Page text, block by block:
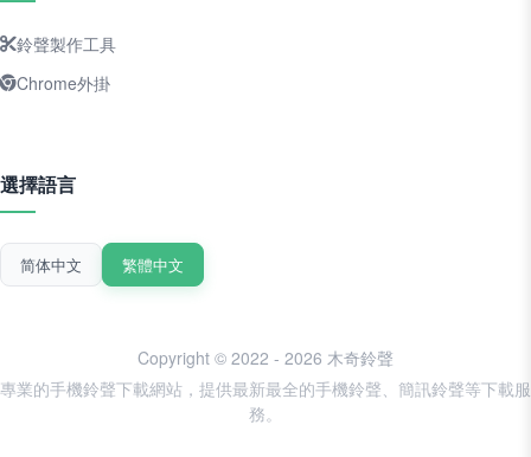
鈴聲製作工具
Chrome外掛
選擇語言
简体中文 繁體中文
Copyright © 2022 - 2026 木奇鈴聲
專業的手機鈴聲下載網站，提供最新最全的手機鈴聲、簡訊鈴聲等下載服
務。